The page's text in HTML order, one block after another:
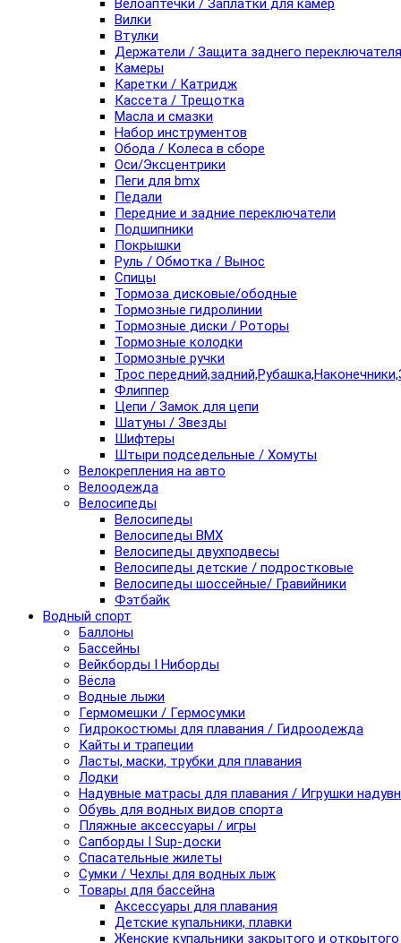
Велоаптечки / Заплатки для камер
Вилки
Втулки
Держатели / Защита заднего переключателя
Камеры
Каретки / Катридж
Кассета / Трещотка
Масла и смазки
Набор инструментов
Обода / Колеса в сборе
Оси/Эксцентрики
Пеги для bmx
Педали
Передние и задние переключатели
Подшипники
Покрышки
Руль / Обмотка / Вынос
Спицы
Тормоза дисковые/ободные
Тормозные гидролинии
Тормозные диски / Роторы
Тормозные колодки
Тормозные ручки
Трос
Флиппер
Цепи / Замок для цепи
Шатуны / Звезды
Шифтеры
Штыри подседельные / Хомуты
Велокрепления на авто
Велоодежда
Велосипеды
Велосипеды
Велосипеды BMX
Велосипеды двухподвесы
Велосипеды детские / подростковые
Велосипеды шоссейные/ Гравийники
Фэтбайк
Водный спорт
Баллоны
Бассейны
Вейкборды I Ниборды
Вёсла
Водные лыжи
Гермомешки / Гермосумки
Гидрокостюмы для плавания / Гидроодежда
Кайты и трапеции
Ласты, маски, трубки для плавания
Лодки
Надувные матрасы для плавания / Игрушки
Обувь для водных видов спорта
Пляжные аксессуары / игры
Сапборды I Sup-доски
Спасательные жилеты
Сумки / Чехлы для водных лыж
Товары для бассейна
Аксессуары для плавания
Детские купальники, плавки
Женские купальники закрытого и